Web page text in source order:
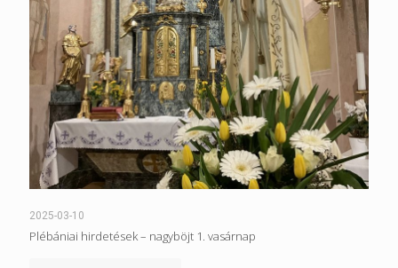
2025-03-10
Plébániai hirdetések – nagyböjt 1. vasárnap